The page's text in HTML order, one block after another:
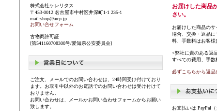
株式会社ケレリタス
〒453-0012 名古屋市中村区井深町1-1 235-1
mail:shop@arcp.jp
お問い合せフォーム
古物商許可証
[第541160708300号/愛知県公安委員会]
ご注文、メールでのお問い合わせは、24時間受け付けており
ます。お取引中以外のお電話でのお問い合わせは受け付けて
おりません。
お問い合わせは、メールかお問い合わせフォームからお願い
致します。
お届けした商品
さい。
お届けした商品の
場合、交換・返品
料、手数料はお客
<弊社に責のある返
すべての費用、手
必ずこちらから返
お支払いは PayPal